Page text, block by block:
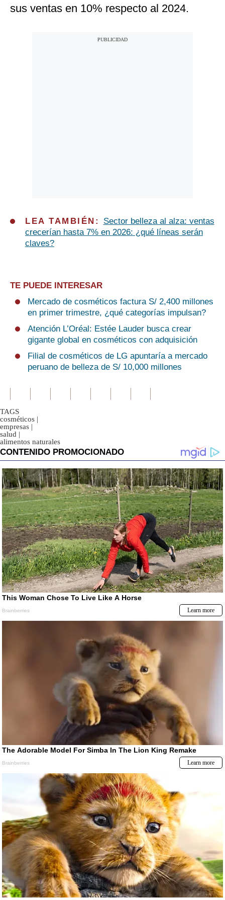
sus ventas en 10% respecto al 2024.
LEA TAMBIÉN: Sector belleza al alza: ventas
crecerían hasta 7% en 2026: ¿qué líneas serán
claves?
TE PUEDE INTERESAR
Mercado de cosméticos factura S/ 2,400 millones
en primer trimestre, ¿qué categorías impulsan?
Atención L’Oréal: Estée Lauder busca crear
gigante global en cosméticos con adquisición
Filial de cosméticos de LG apuntaría a mercado
peruano de belleza de S/ 10,000 millones
TAGS
cosméticos |
empresas |
salud |
alimentos naturales